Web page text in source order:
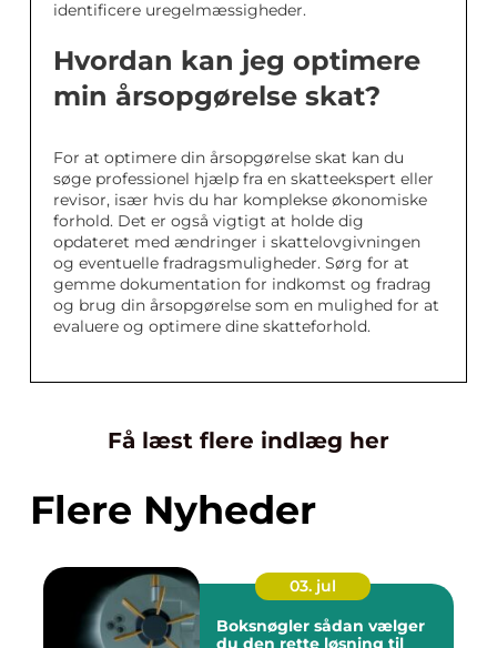
identificere uregelmæssigheder.
Hvordan kan jeg optimere
min årsopgørelse skat?
For at optimere din årsopgørelse skat kan du
søge professionel hjælp fra en skatteekspert eller
revisor, især hvis du har komplekse økonomiske
forhold. Det er også vigtigt at holde dig
opdateret med ændringer i skattelovgivningen
og eventuelle fradragsmuligheder. Sørg for at
gemme dokumentation for indkomst og fradrag
og brug din årsopgørelse som en mulighed for at
evaluere og optimere dine skatteforhold.
Få læst flere indlæg her
Flere Nyheder
03. jul
Boksnøgler sådan vælger
du den rette løsning til